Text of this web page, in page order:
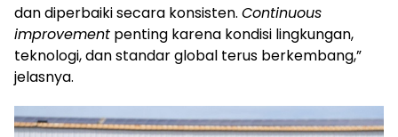
dan diperbaiki secara konsisten. Continuous
improvement penting karena kondisi lingkungan,
teknologi, dan standar global terus berkembang,”
jelasnya.